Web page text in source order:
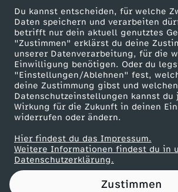
Du kannst entscheiden, für welche
Daten speichern und verarbeiten
betrifft nur dein aktuell genutztes
"Zustimmen" erklärst du deine
unserer Datenverarbeitung, für die
Einwilligung benötigen. Oder du
"Einstellungen/Ablehnen" fest,
deine Zustimmung gibst und
Datenschutzeinstellungen kannst
Wirkung für die Zukunft in deinen
widerrufen oder ändern.
Hier findest du das Impressum.
Weitere Informationen findest du in
Datenschutzerklärung.
Zustimmen
G
r
u
p
p
e
ZDF goes Schule
Werbefernsehen
Mainzelmännchen
Partner